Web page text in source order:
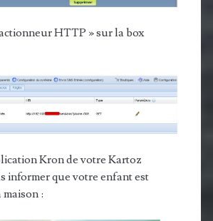
HTTP » sur la box
Kron de votre Kartoz
informer que votre enfant est
: